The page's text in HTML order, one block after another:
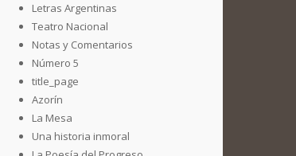
Letras Argentinas
Teatro Nacional
Notas y Comentarios
Número 5
title_page
Azorín
La Mesa
Una historia inmoral